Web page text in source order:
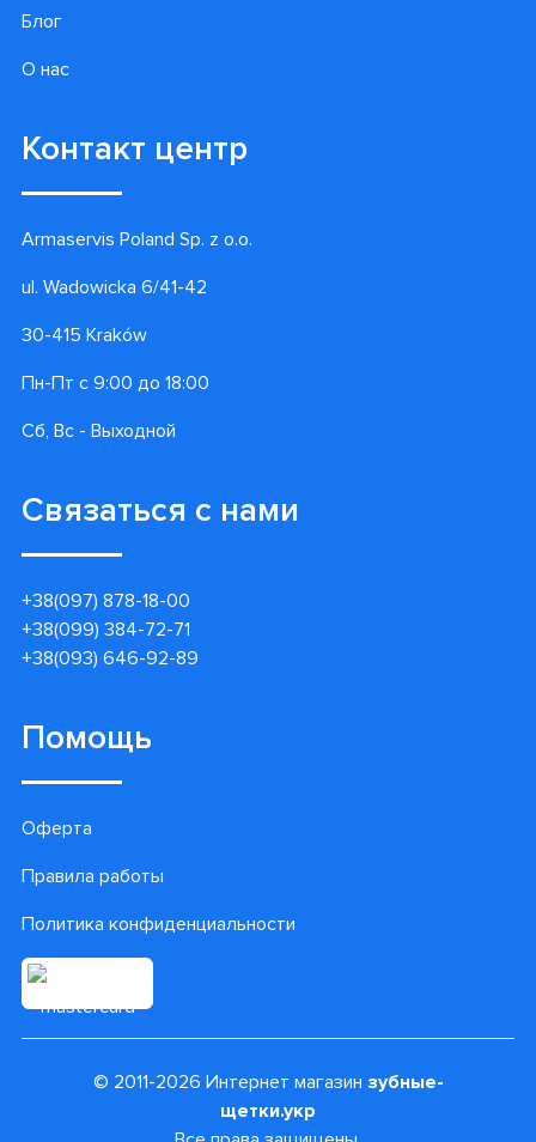
Блог
О нас
Контакт центр
Armaservis Poland Sp. z o.o.
ul. Wadowicka 6/41-42
30-415 Kraków
Пн-Пт с 9:00 до 18:00
Сб, Вс - Выходной
Связаться с нами
+38(097) 878-18-00
+38(099) 384-72-71
+38(093) 646-92-89
Помощь
Оферта
Правила работы
Политика конфиденциальности
© 2011-2026 Интернет магазин зубные-
щетки.укр